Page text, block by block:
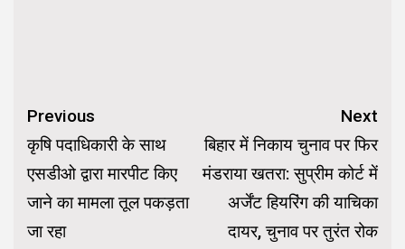
Continue
Reading
Previous
कृषि पदाधिकारी के साथ
एसडीओ द्वारा मारपीट किए
जाने का मामला तूल पकड़ता
जा रहा
Next
बिहार में निकाय चुनाव पर फिर
मंडराया खतरा: सुप्रीम कोर्ट में
अर्जेंट हियरिंग की याचिका
दायर, चुनाव पर तुरंत रोक